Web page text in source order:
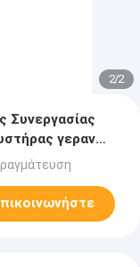
2/2
Συνεργασίας
γερανών